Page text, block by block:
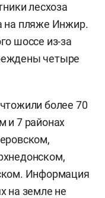
лесхоза
на пляже Инжир.
шоссе из-за
четыре
более 70
и 7 районах
Информация
на земле не